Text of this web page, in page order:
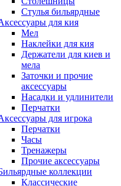
Стулья бильярдные
для кия
Мел
Наклейки для кия
Держатели для киев и
мела
Заточки и прочие
аксессуары
Насадки и удлинители
Перчатки
для игрока
Перчатки
Часы
Тренажеры
Прочие аксессуары
коллекции
Классические